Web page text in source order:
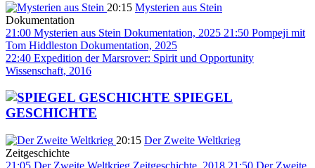
20:15 Mysterien aus Stein
Dokumentation
21:00 Mysterien aus Stein Dokumentation, 2025 21:50 Pompeji mit
Tom Hiddleston Dokumentation, 2025
22:40 Expedition der Marsrover: Spirit und Opportunity
Wissenschaft, 2016
SPIEGEL
GESCHICHTE
20:15 Der Zweite Weltkrieg
Zeitgeschichte
21:05 Der Zweite Weltkrieg Zeitgeschichte, 2018 21:50 Der Zweite